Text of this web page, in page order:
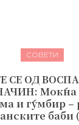
СОВЕТИ
СЕ ОД
Моќна
и ѓумбир –